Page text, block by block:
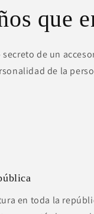
que
de un
de la
en toda la